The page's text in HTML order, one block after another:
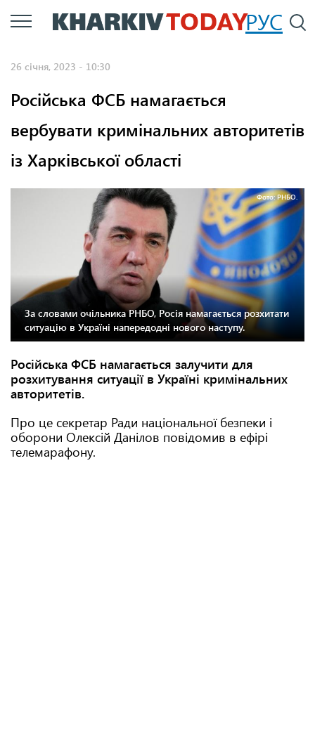
Перейти
до
РУС
26 січня, 2023 - 10:30
Російська ФСБ намагається
вербувати кримінальних авторитетів
із Харківської області
Фото: РНБО.
За словами очільника РНБО, Росія намагається розхитати
ситуацію в Україні напередодні нового наступу.
Російська ФСБ намагається залучити для
розхитування ситуації в Україні кримінальних
авторитетів.
Про це секретар Ради національної безпеки і
оборони Олексій Данілов повідомив в ефірі
телемарафону.